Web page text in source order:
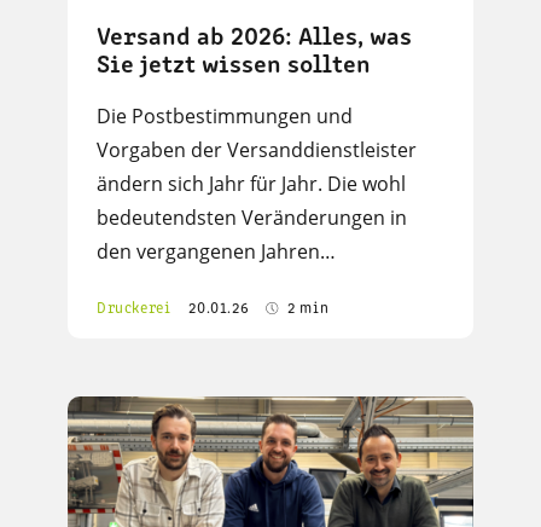
Versand ab 2026: Alles, was
Sie jetzt wissen sollten
Die Postbestimmungen und
Vorgaben der Versanddienstleister
ändern sich Jahr für Jahr. Die wohl
bedeutendsten Veränderungen in
den vergangenen Jahren…
Druckerei 20.01.26 2 min